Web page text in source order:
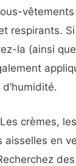
respirants.
la (ainsi
Les crèmes,
aisselles en